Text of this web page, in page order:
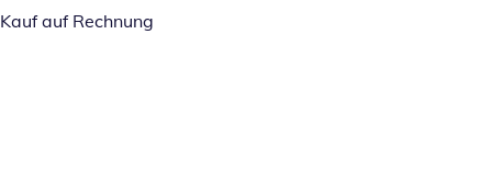
Kauf auf Rechnung